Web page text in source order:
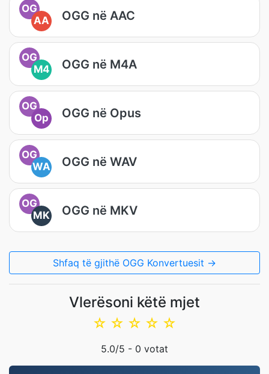
OG
AA
OGG në AAC
OG
M4
OGG në M4A
OG
Op
OGG në Opus
OG
WA
OGG në WAV
OG
MK
OGG në MKV
Shfaq të gjithë OGG Konvertuesit →
Vlerësoni këtë mjet
☆
☆
☆
☆
☆
5.0/5 - 0 votat